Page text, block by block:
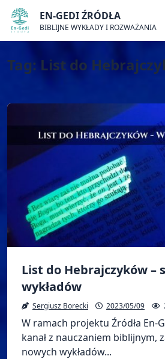
Skip
content
EN-GEDI ŹRÓDŁA
BIBLIJNE WYKŁADY I ROZWAŻANIA
Tag: List do
List do Hebrajczyków –
wykładów
Sergiusz Borecki 2023/05/09
W ramach projektu Źródła En-
kanał z nauczaniem biblijnym,
nowych wykładów...